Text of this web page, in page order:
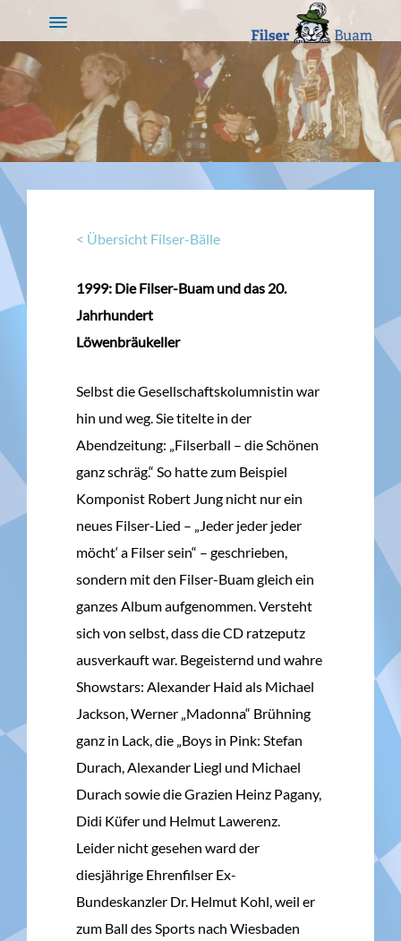
< Übersicht Filser-Bälle
1999: Die Filser-Buam und das 20.
Jahrhundert
Löwenbräukeller
Selbst die Gesellschaftskolumnistin war
hin und weg. Sie titelte in der
Abendzeitung: „Filserball – die Schönen
ganz schräg.“ So hatte zum Beispiel
Komponist Robert Jung nicht nur ein
neues Filser-Lied – „Jeder jeder jeder
möcht‘ a Filser sein“ – geschrieben,
sondern mit den Filser-Buam gleich ein
ganzes Album aufgenommen. Versteht
sich von selbst, dass die CD ratzeputz
ausverkauft war. Begeisternd und wahre
Showstars: Alexander Haid als Michael
Jackson, Werner „Madonna“ Brühning
ganz in Lack, die „Boys in Pink: Stefan
Durach, Alexander Liegl und Michael
Durach sowie die Grazien Heinz Pagany,
Didi Küfer und Helmut Lawerenz.
Leider nicht gesehen ward der
diesjährige Ehrenfilser Ex-
Bundeskanzler Dr. Helmut Kohl, weil er
zum Ball des Sports nach Wiesbaden